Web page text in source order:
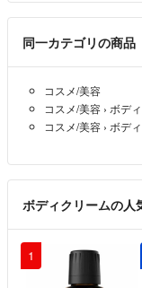
同一カテゴリの商品
コスメ/美容
コスメ/美容 › ボデ
コスメ/美容 › ボデ
ボディクリームの人
1